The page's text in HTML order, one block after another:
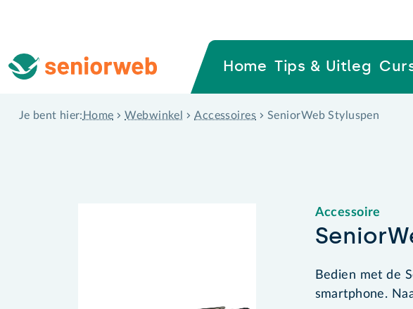
Home Tips & Uitleg
Je bent hier: Home Webwinkel Accessoires SeniorWeb Styluspen
Accessoire
Bedien met de
smartphone.